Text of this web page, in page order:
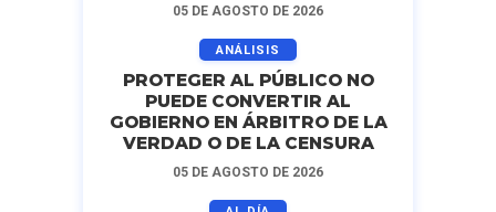
05 DE AGOSTO DE 2026
ANÁLISIS
PROTEGER AL PÚBLICO NO
PUEDE CONVERTIR AL
GOBIERNO EN ÁRBITRO DE LA
VERDAD O DE LA CENSURA
05 DE AGOSTO DE 2026